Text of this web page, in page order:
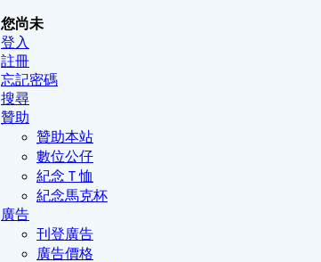
您尚未
登入
註冊
忘記密碼
搜尋
贊助
贊助本站
數位公仔
紀念Ｔ恤
紀念馬克杯
廣告
刊登廣告
廣告價格